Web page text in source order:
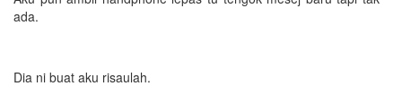
ada.
Dia ni buat aku risaulah.